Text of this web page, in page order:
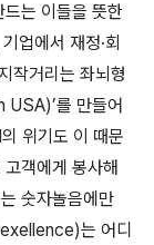
는 이들을 뜻한
업에서 재정·회
작거리는 좌뇌형
USA)’를 만들어
위기도 이 때문
객에게 봉사해
숫자놀음에만
는 어디